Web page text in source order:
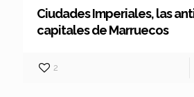
Ciudades Imperiales, las
capitales de Marruecos
2